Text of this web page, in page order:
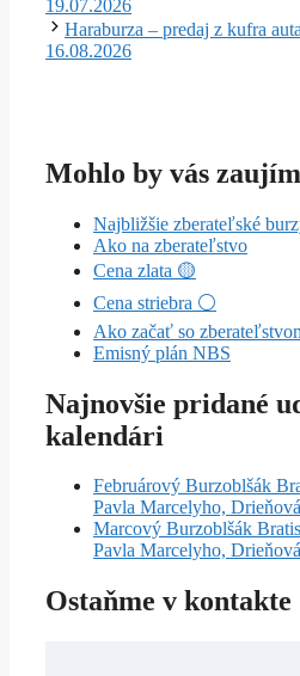
19.07.2026
Haraburza – predaj z kufra
16.08.2026
Mohlo by vás
Najbližšie zberateľské
Ako na zberateľstvo
Cena zlata 🟡
Cena striebra ⚪
Ako začať so
Emisný plán NBS
Najnovšie pridané
kalendári
Februárový Burzoblšák
Pavla Marcelyho,
Marcový Burzoblšák
Pavla Marcelyho,
Ostaňme v kontakte